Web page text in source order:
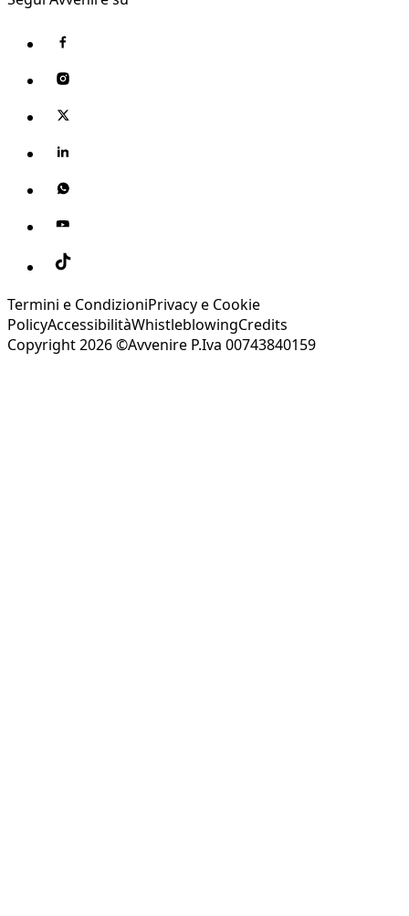
Termini e CondizioniPrivacy e Cookie
PolicyAccessibilitàWhistleblowingCredits
Copyright 2026 ©Avvenire P.Iva 00743840159